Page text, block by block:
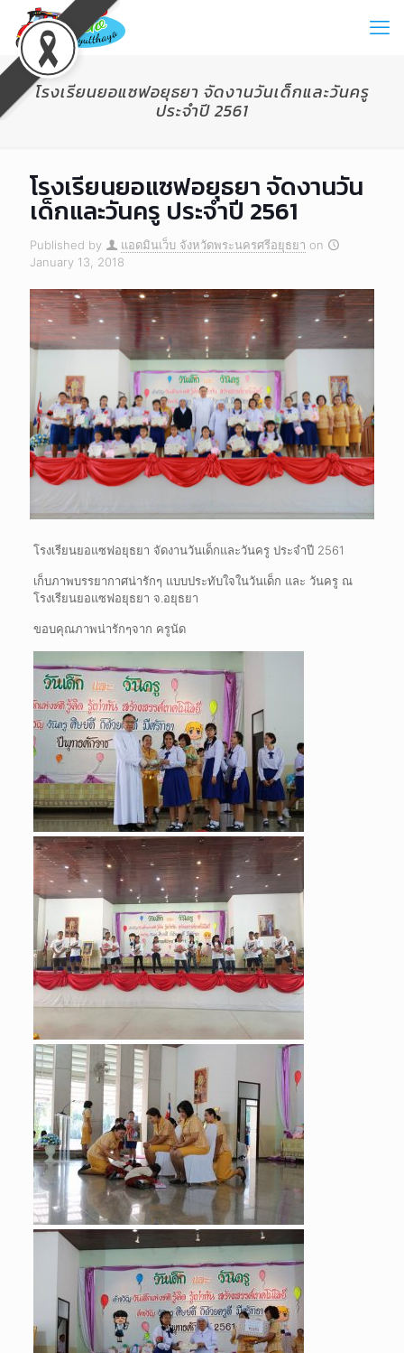
โรงเรียนยอแซฟอยุธยา จัดงานวันเด็กและวันครู
ประจำปี 2561
โรงเรียนยอแซฟอยุธยา จัดงานวัน
เด็กและวันครู ประจำปี 2561
Published by แอดมินเว็บ จังหวัดพระนครศรีอยุธยา on
January 13, 2018
โรงเรียนยอแซฟอยุธยา จัดงานวันเด็กและวันครู ประจำปี 2561
เก็บภาพบรรยากาศน่ารักๆ แบบประทับใจในวันเด็ก และ วันครู ณ
โรงเรียนยอแซฟอยุธยา จ.อยุธยา
ขอบคุณภาพน่ารักๆจาก ครูนัด